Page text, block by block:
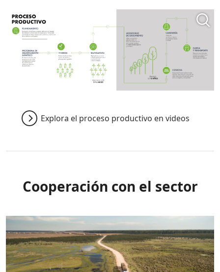
Explora el proceso productivo en videos
Cooperación con el sector